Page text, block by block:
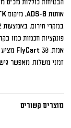
זמני משלוח, מאפשר
מוצרים קשורים